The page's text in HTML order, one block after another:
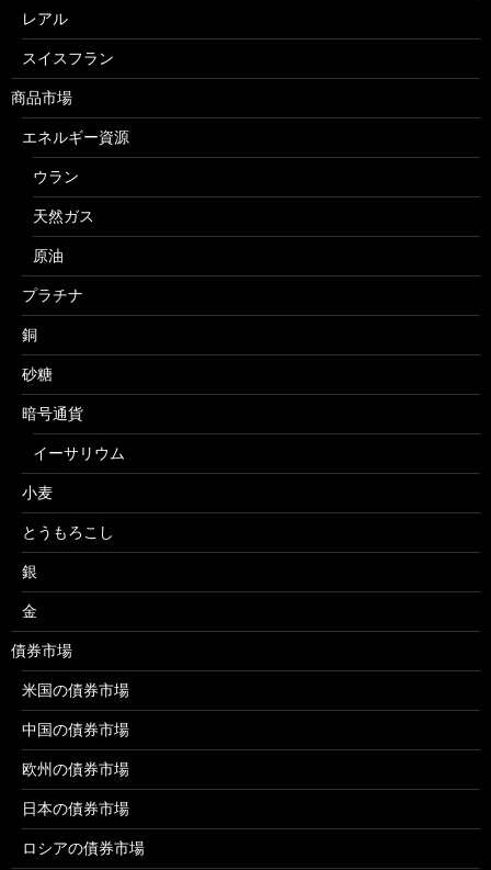
レアル
スイスフラン
商品市場
エネルギー資源
ウラン
天然ガス
原油
プラチナ
銅
砂糖
暗号通貨
イーサリウム
小麦
とうもろこし
銀
金
債券市場
米国の債券市場
中国の債券市場
欧州の債券市場
日本の債券市場
ロシアの債券市場